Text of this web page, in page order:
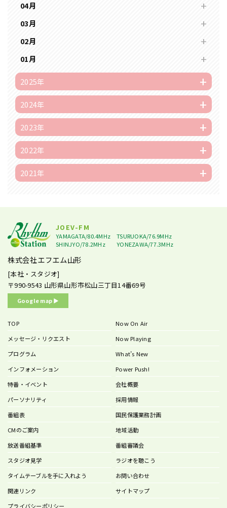
04月
03月
02月
01月
2025年
2024年
2023年
2022年
2021年
JOEV-FM
YAMAGATA/80.4MHz
TSURUOKA/76.9MHz
SHINJYO/78.2MHz
YONEZAWA/77.3MHz
株式会社エフエム山形
[本社・スタジオ]
〒990-9543 山形県山形市松山三丁目14番69号
Google map ▶︎
TOP
メッセージ・リクエスト
プログラム
インフォメーション
特番・イベント
パーソナリティ
番組表
CMのご案内
Now On Air
Now Playing
What’s New
Power Push!
会社概要
採用情報
国民保護業務計画
地域活動
放送番組基準
番組審議会
スタジオ見学
ラジオを聴こう
タイムテーブルを手に入れよう
お問い合わせ
関連リンク
サイトマップ
プライバシーポリシー